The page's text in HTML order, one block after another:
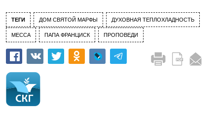
ТЕГИ ДОМ СВЯТОЙ МАРФЫ ДУХОВНАЯ ТЕПЛОХЛАДНОСТЬ
МЕССА ПАПА ФРАНЦИСК ПРОПОВЕДИ